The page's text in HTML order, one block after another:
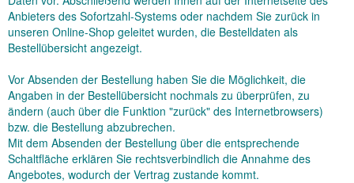
Anbieters des Sofortzahl-Systems oder nachdem Sie zurück in
unseren Online-Shop geleitet wurden, die Bestelldaten als
Bestellübersicht angezeigt.
Vor Absenden der Bestellung haben Sie die Möglichkeit, die
Angaben in der Bestellübersicht nochmals zu überprüfen, zu
ändern (auch über die Funktion "zurück" des Internetbrowsers)
bzw. die Bestellung abzubrechen.
Mit dem Absenden der Bestellung über die entsprechende
Schaltfläche erklären Sie rechtsverbindlich die Annahme des
Angebotes, wodurch der Vertrag zustande kommt.